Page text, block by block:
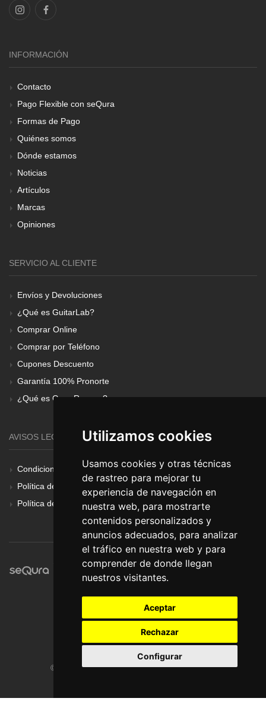
Utilizamos cookies
Usamos cookies y otras técnicas
de rastreo para mejorar tu
experiencia de navegación en
nuestra web, para mostrarte
contenidos personalizados y
anuncios adecuados, para analizar
el tráfico en nuestra web y para
comprender de donde llegan
nuestros visitantes.
Aceptar
Rechazar
Configurar
INFORMACIÓN
Contacto
Pago Flexible con seQura
Formas de Pago
Quiénes somos
Dónde estamos
Noticias
Artículos
Marcas
Opiniones
SERVICIO AL CLIENTE
Envíos y Devoluciones
¿Qué es GuitarLab?
Comprar Online
Comprar por Teléfono
Cupones Descuento
Garantía 100% Pronorte
¿Qué es Gear Renove?
AVISOS LEGALES
Condiciones Generales
Política de Cookies
Política de Privacidad
© Pronorte Sonido SL. Todos los derechos reservados.